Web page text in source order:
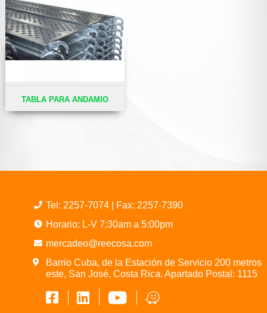
TABLA PARA ANDAMIO
Tel: 2257-7074
| Fax: 2257-7390
Horario: L-V 7:30am a 5:00pm
mercadeo@reecosa.com
Barrio Cuba, de la Estación de Servicio 200 metros
este, San José, Costa Rica. Apartado Postal: 1115